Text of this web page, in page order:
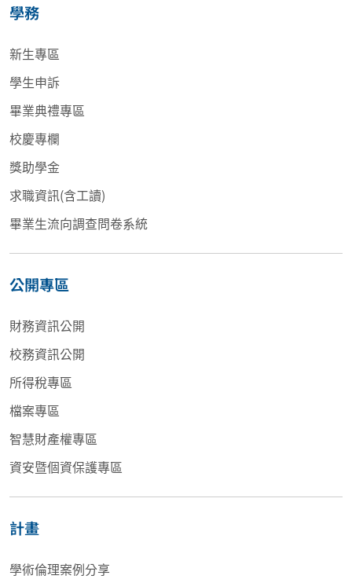
學務
新生專區
學生申訴
畢業典禮專區
校慶專欄
獎助學金
求職資訊(含工讀)
畢業生流向調查問卷系統
公開專區
財務資訊公開
校務資訊公開
所得稅專區
檔案專區
智慧財產權專區
資安暨個資保護專區
計畫
學術倫理案例分享